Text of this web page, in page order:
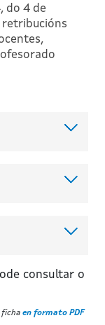
do 4 de
retribucións
consultar o
ficha en formato PDF